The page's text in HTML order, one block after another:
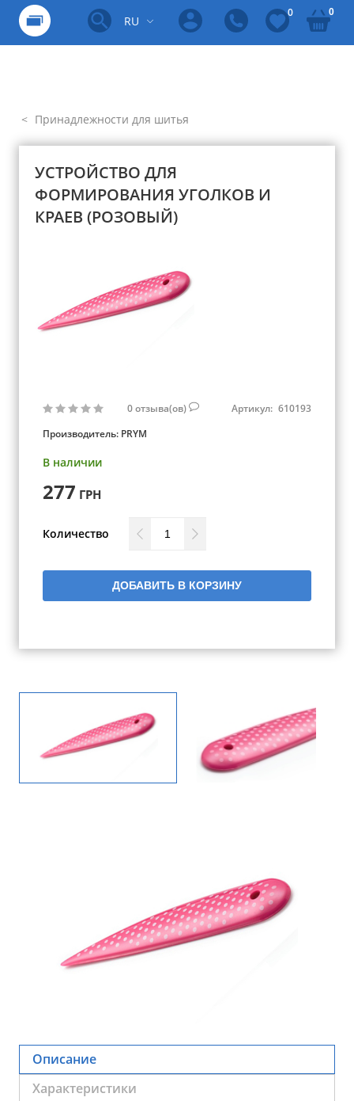
RU
0 0
Принадлежности для шитья
УСТРОЙСТВО ДЛЯ
ФОРМИРОВАНИЯ УГОЛКОВ И
КРАЕВ (РОЗОВЫЙ)
0отзыва(ов) Артикул: 610193
Производитель: PRYM
В наличии
277 ГРН
Количество
ДОБАВИТЬ В КОРЗИНУ
Описание
Характеристики